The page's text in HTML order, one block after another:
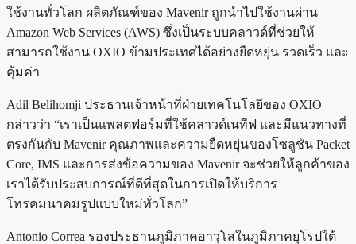
ใช้งานทั่วโลก ผลิตภัณฑ์ของ Mavenir ถูกนำไปใช้งานผ่าน
Amazon Web Services (AWS) ซึ่งเป็นระบบคลาวด์ที่ช่วยให้
สามารถใช้งาน OXIO ข้ามประเทศได้อย่างยืดหยุ่น รวดเร็ว และ
คุ้มค่า
Adil Belihomji ประธานเจ้าหน้าที่ฝ่ายเทคโนโลยีของ OXIO
กล่าวว่า “เราเป็นแพลตฟอร์มที่ใช้คลาวด์เนทีฟ และมีแนวทางที่
ตรงกันกับ Mavenir คุณภาพและความยืดหยุ่นของโซลูชัน Packet
Core, IMS และการส่งข้อความของ Mavenir จะช่วยให้ลูกค้าของ
เราได้รับประสบการณ์ที่ดีที่สุดในการเปิดให้บริการ
โทรคมนาคมรูปแบบใหม่ทั่วโลก”
Antonio Correa รองประธานภูมิภาคอาวุโสในภูมิภาคยุโรปใต้